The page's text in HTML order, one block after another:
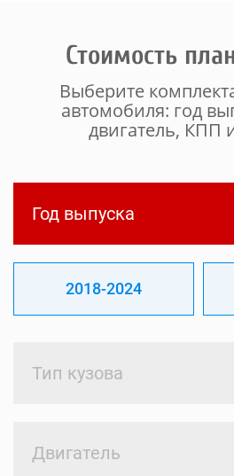
Стоимость
Выберите
автомобиля: год
двигатель, КПП
Год выпуска
2018-2024
Тип кузова
Двигатель